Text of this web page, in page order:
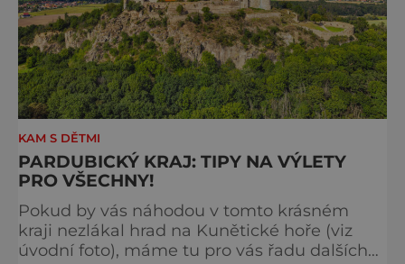
KAM S DĚTMI
PARDUBICKÝ KRAJ: TIPY NA VÝLETY
PRO VŠECHNY!
Pokud by vás náhodou v tomto krásném
kraji nezlákal hrad na Kunětické hoře (viz
úvodní foto), máme tu pro vás řadu dalších